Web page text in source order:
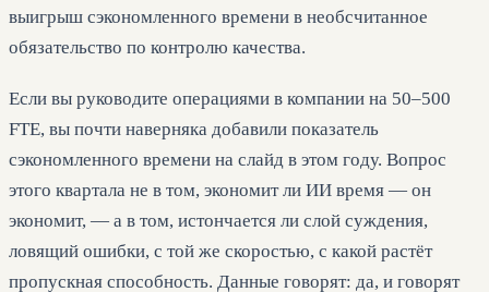
выигрыш сэкономленного времени в необсчитанное
обязательство по контролю качества.
Если вы руководите операциями в компании на 50–500
FTE, вы почти наверняка добавили показатель
сэкономленного времени на слайд в этом году. Вопрос
этого квартала не в том, экономит ли ИИ время — он
экономит, — а в том, истончается ли слой суждения,
ловящий ошибки, с той же скоростью, с какой растёт
пропускная способность. Данные говорят: да, и говорят